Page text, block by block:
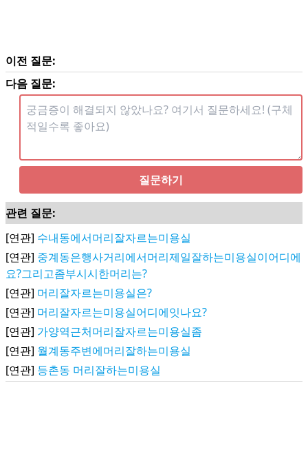
이전 질문:
다음 질문:
질문하기
관련 질문:
[연관] 수내동에서머리잘자르는미용실
[연관] 중계동은행사거리에서머리제일잘하는미용실이어디에
요?그리고좀부시시한머리는?
[연관] 머리잘자르는미용실은?
[연관] 머리잘자르는미용실어디에잇나요?
[연관] 가양역근처머리잘자르는미용실좀
[연관] 월계동주변에머리잘하는미용실
[연관] 등촌동 머리잘하는미용실